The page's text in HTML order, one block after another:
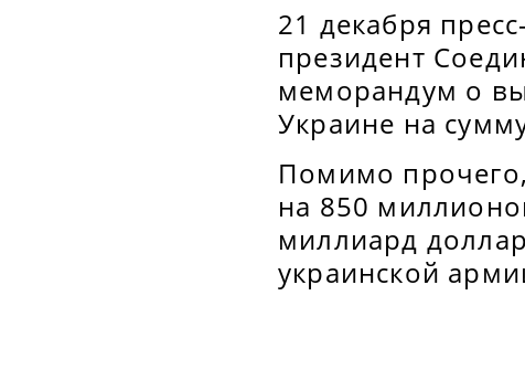
21 декабря
президент
меморандум о
Украине на
Помимо
на 850
миллиард
украинской